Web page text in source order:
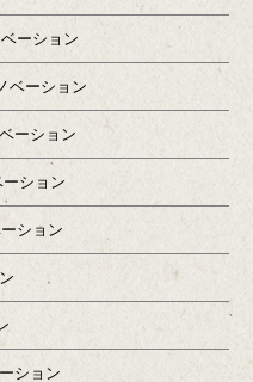
ーション
ベーション
ーション
ション
ション
ション